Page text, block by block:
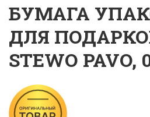
БУМАГА
ДЛЯ
STEWO PAVO,